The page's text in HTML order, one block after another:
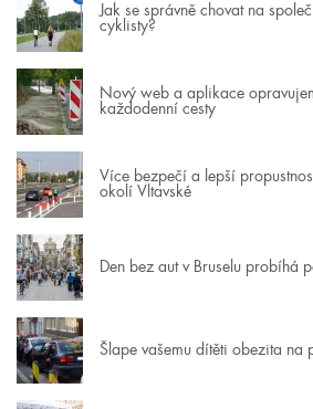
Jak se správně chovat na
cyklisty?
Nový web a aplikace
každodenní cesty
Více bezpečí a lepší
okolí Vltavské
Den bez aut v Bruselu probíhá
Šlape vašemu dítěti obezita na